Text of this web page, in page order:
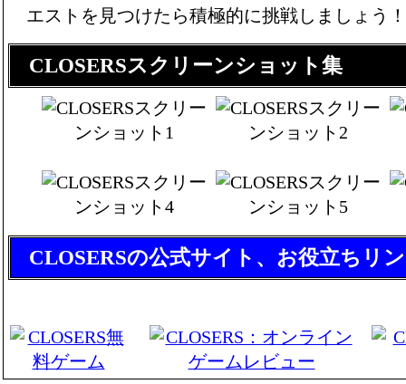
エストを見つけたら積極的に挑戦しましょう
CLOSERSスクリーンショット集
CLOSERSの公式サイト、お役立ちリ